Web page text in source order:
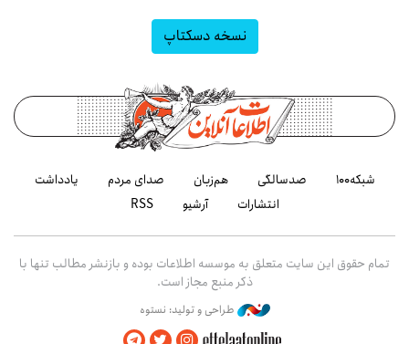
نسخه دسکتاپ
شبکه۱۰۰ صدسالگی هم‌زبان صدای مردم
یادداشت
انتشارات
آرشیو RSS
تمام حقوق این سایت متعلق به موسسه اطلاعات بوده و بازنشر مطالب تنها با
ذکر منبع مجاز است.
طراحی و تولید: نستوه